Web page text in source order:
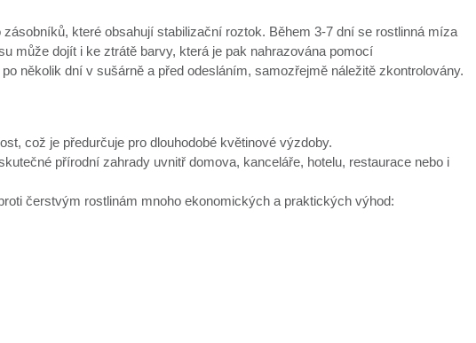
které obsahují stabilizační roztok. Během 3-7 dní se rostlinná míza
může dojít i ke ztrátě barvy, která je pak nahrazována pomocí
několik dní v sušárně a před odesláním, samozřejmě náležitě zkontrolovány.
což je předurčuje pro dlouhodobé květinové výzdoby.
přírodní zahrady uvnitř domova, kanceláře, hotelu, restaurace nebo i
čerstvým rostlinám mnoho ekonomických a praktických výhod: